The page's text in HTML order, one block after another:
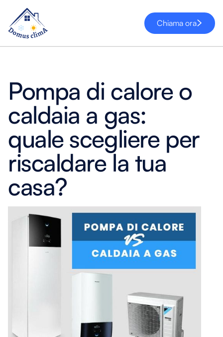
Chiama ora
Pompa di calore o
caldaia a gas:
quale scegliere per
riscaldare la tua
casa?